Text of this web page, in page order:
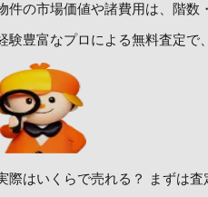
件の市場価値や諸費用は、階数
験豊富なプロによる無料査定で
際はいくらで売れる？ まずは査